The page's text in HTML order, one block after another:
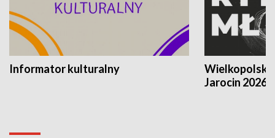
Informator kulturalny
Jarocin 2026